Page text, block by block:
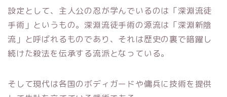
設定として、主人公の忍が学んでいるのは「深淵流徒
手術」というもの。深淵流徒手術の源流は「深淵新陰
流」と呼ばれるものであり、それは歴史の裏で暗躍し
続けた殺法を伝承する流派となっている。
そして現代は各国のボディガードや傭兵に技術を提供